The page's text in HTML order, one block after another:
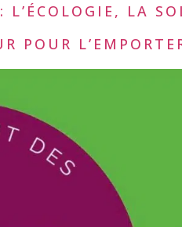
L’ÉCOLOGIE, LA
POUR